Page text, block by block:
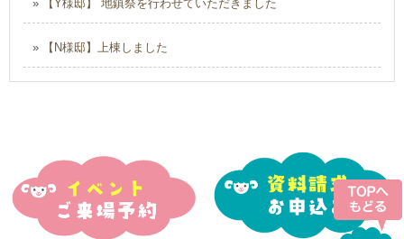
» 【Y様邸】 地鎮祭を行わせていただきました
» 【N様邸】上棟しました